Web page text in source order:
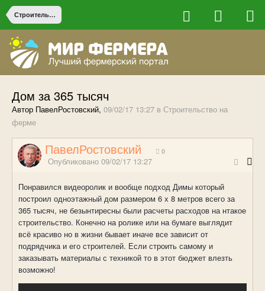
Строительство на ферме
Дом за 365 тысяч
Автор ПавелРостовский, 09/02/17 13:27 в Строительство на
ферме
ПавелРостовский 0
Опубликовано 09/02/17 13:27
Понравился видеоролик и вообще подход Димы который
построил одноэтажный дом размером 6 х 8 метров всего за
365 тысяч, не безынтиресны были расчеты расходов на нтакое
строительство. Конечно на ролике или на бумаге выглядит
всё красиво но в жизни бывает иначе все зависит от
подрядчика и его строителей. Если строить самому и
заказывать материалы с техникой то в этот бюджет влезть
возможно!